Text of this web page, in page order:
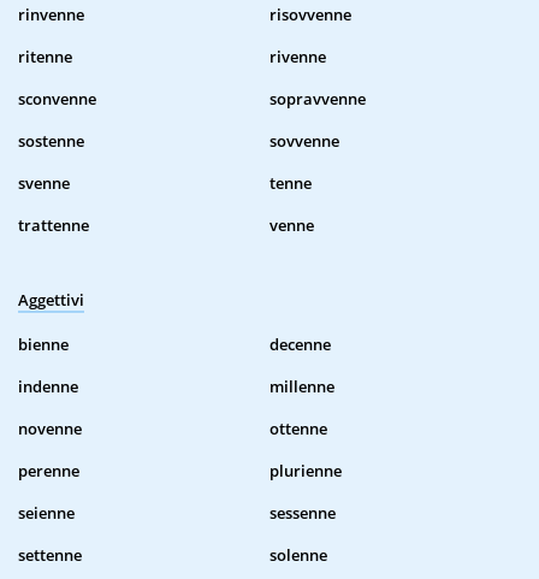
rinvenne
risovvenne
ritenne
rivenne
sconvenne
sopravvenne
sostenne
sovvenne
svenne
tenne
trattenne
venne
Aggettivi
bienne
decenne
indenne
millenne
novenne
ottenne
perenne
plurienne
seienne
sessenne
settenne
solenne